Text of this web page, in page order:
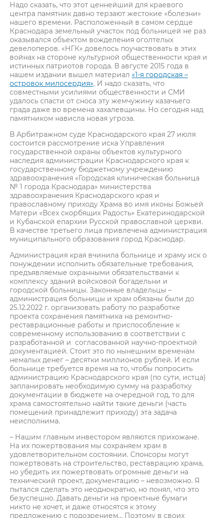
Надо сказать, что этот ценнейший для краевого
центра памятник давно терзают жестокие «болезни»
нашего времени. Расположенный в самом сердце
Краснодара земельный участок под больницей не раз
оказывался объектом вожделения оголтелых
девелоперов. «НГК» довелось поучаствовать в этих
войнах на стороне культурной общественности края и
истинных патриотов города. В августе 2015 года в
нашем издании вышел материал «1-я городская –
островок милосердия». И надо сказать, что
совместными усилиями общественности и СМИ
удалось спасти от сноса эту жемчужину казачьего
града даже во времена хахалевщины. Но сегодня над
памятником нависла новая угроза.
В Арбитражном суде Краснодарского края 27 июля
состоится рассмотрение иска Управления
государственной охраны объектов культурного
наследия администрации Краснодарского края к
государственному бюджетному учреждению
здравоохранения «Городская клиническая больница
№ 1 города Краснодара» министерства
здравоохранения Краснодарского края и
православному приходу Храма во имя иконы Божьей
Матери «Всех скорбящих Радость» Екатеринодарской
и Кубанской епархии Русской православной церкви.
В качестве третьего лица привлечена администрация
муниципального образования город Краснодар.
Администрация края вчинила больнице и храму иск о
понуждении исполнить обязательные требования,
предъявляемые охранными обязательствами к
комплексу зданий войсковой богадельни и
городской больницы. Законные владельцы –
администрация больницы и храм обязаны были до
25.12.2022 г. организовать работу по разработке
проекта сохранения памятника на ремонтно-
реставрационные работы и приспособление к
современному использованию в соответствии с
разработанной и согласованной научно-проектной
документацией. Стоит это по нынешним временам
немалых денег – десятки миллионов рублей. И если
больнице требуется время на то, чтобы попросить
администрацию Краснодарского края (по сути, истца)
запланировать необходимую сумму на разработку
документации в бюджете на очередной год, то для
храма самостоятельно найти такие деньги (часть
помещений принадлежит приходу) эта задача
неисполнима.
– Нашим главным инвестором являются прихожане.
На их пожертвования мы сохраняем храм в
удовлетворительном состоянии. Спонсоры могут
пожертвовать на строительство, реставрацию храма,
но убедить их пожертвовать огромные деньги на
технический проект, документацию – невозможно. Я
пытался сделать это неоднократно, но понял, что это
безуспешно. Давать деньги на проектные бумаги
никто не хочет, и даже относятся к этому
предложению с подозрением… Поэтому в своих